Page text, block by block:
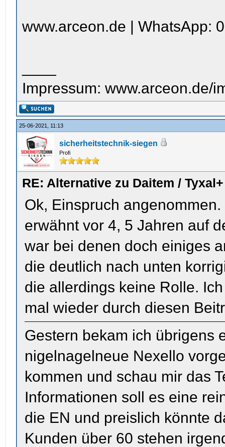
www.arceon.de | WhatsApp:
Impressum: www.arceon.de/
25-06-2021, 11:13
sicherheitstechnik-siegen
Profi
RE: Alternative zu Daitem / Tyxal+
Ok, Einspruch
erwähnt vor 4, 5 Jahren auf
war bei denen doch einiges
die deutlich nach unten
die allerdings keine Rolle.
mal wieder durch diesen
Gestern bekam ich übrigens
nigelnagelneue Nexello
kommen und schau mir das
Informationen soll es eine
die EN und preislich könnte
Kunden über 60 stehen